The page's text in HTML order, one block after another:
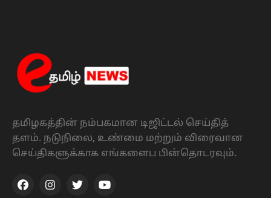
தமிழகத்தின் நம்பகமான டிஜிட்டல் செய்தித்
தளம். நடுநிலை, உண்மை மற்றும் விரைவான
செய்திகளுக்காக எங்களைப பின்தொடரவும்.